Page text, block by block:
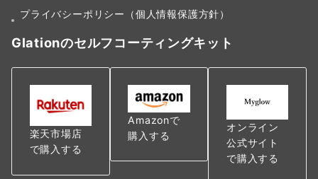
プライバシーポリシー（個人情報保護方針）
Glationのセルフコーティングキット
楽天市場店
で購入する
Amazonで
購入する
オンライン
公式サイト
で購入する